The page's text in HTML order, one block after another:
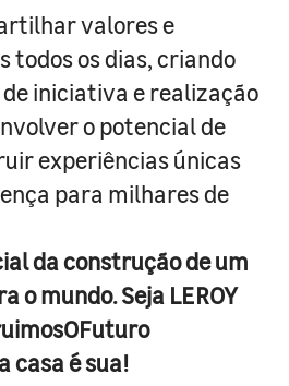
valores e
todos os dias, criando
iniciativa e realização
o potencial de
experiências únicas
para milhares de
da construção de um
o mundo. Seja LEROY
casa é sua!